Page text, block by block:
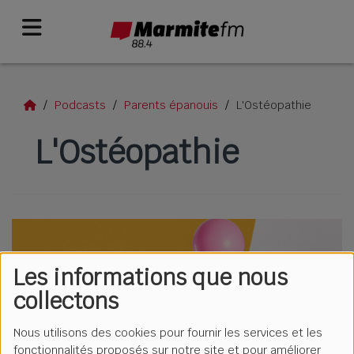
Les informations que nous
collectons
Nous utilisons des cookies pour fournir les services et les
fonctionnalités proposés sur notre site et pour améliorer
Podcasts Parents épanouis L'Ostéopathie
L'Ostéopathie